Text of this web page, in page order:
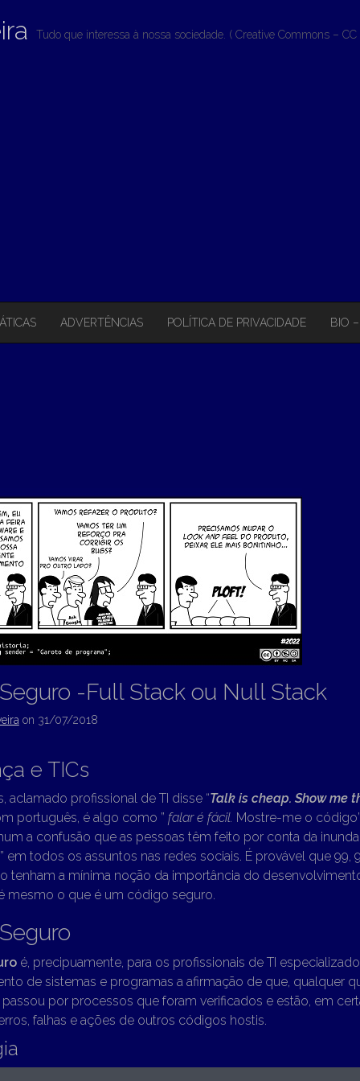
Tudo que interessa à nossa sociedade. ( Creative Commons – CC
ADVERTÊNCIAS POLÍTICA DE PRIVACIDADE BIO
-Full Stack ou Null Stack
on 31/07/2018
e TICs
aclamado profissional de TI disse “Talk is cheap. Show me
português, é algo como ” falar é fácil. Mostre-me o
a confusão que as pessoas têm feito por conta da
em todos os assuntos nas redes sociais. É provável que 99,
tenham a mínima noção da importância do
mesmo o que é um código seguro.
é, precipuamente, para os profissionais de TI
de sistemas e programas a afirmação de que, qualquer
por processos que foram verificados e estão, em
falhas e ações de outros códigos hostis.